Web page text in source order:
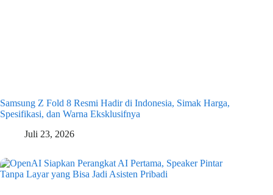
Samsung Z Fold 8 Resmi Hadir di Indonesia, Simak Harga,
Spesifikasi, dan Warna Eksklusifnya
Juli 23, 2026